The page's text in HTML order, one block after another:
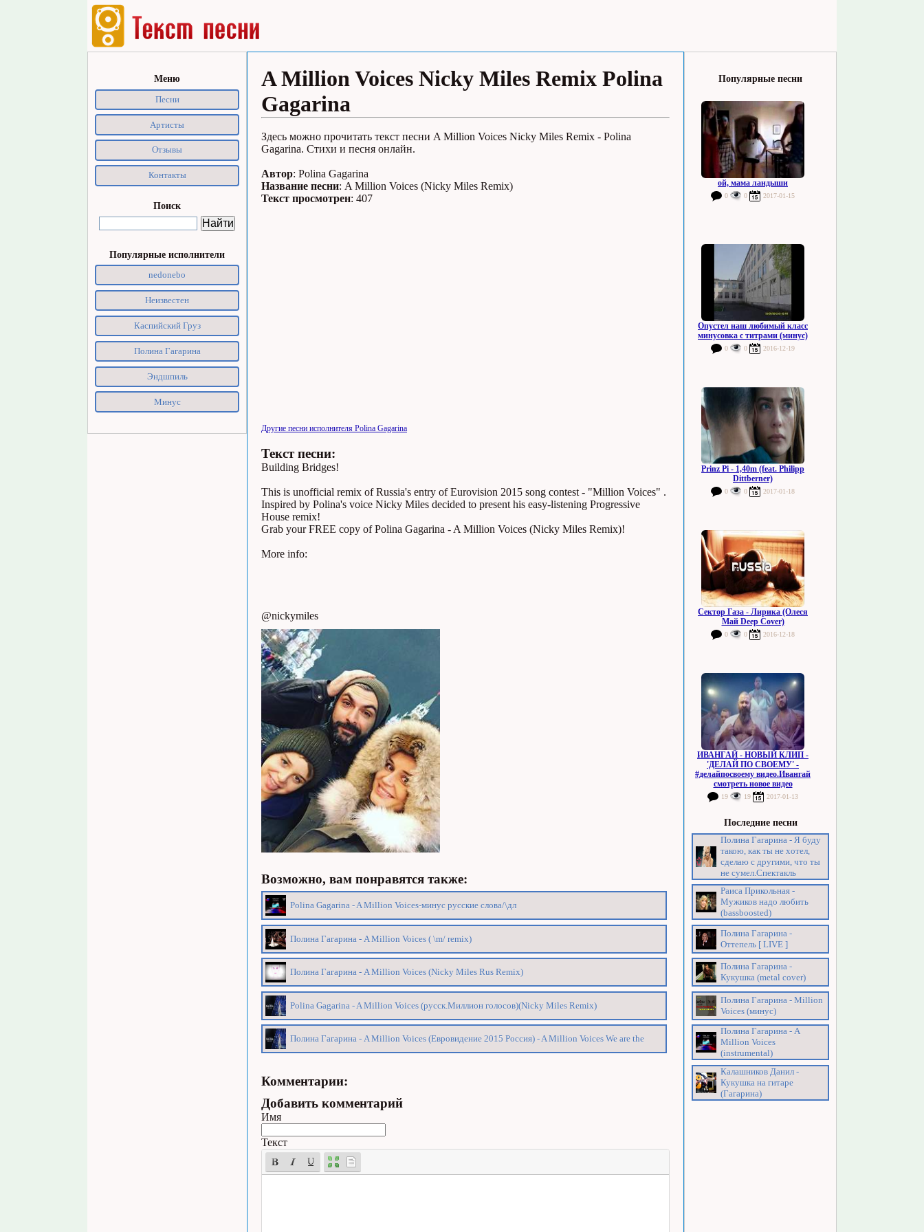
Меню
Песни
Артисты
Отзывы
Контакты
Поиск
Популярные исполнители
nedonebo
Неизвестен
Каспийский Груз
Полина Гагарина
Эндшпиль
Минус
A Million Voices Nicky Miles Remix Polina
Gagarina
Здесь можно прочитать текст песни A Million Voices Nicky Miles Remix - Polina
Gagarina. Стихи и песня онлайн.
Автор: Polina Gagarina
Название песни: A Million Voices (Nicky Miles Remix)
Текст просмотрен: 407
Другие песни исполнителя Polina Gagarina
Текст песни:
Building Bridges!
This is unofficial remix of Russia's entry of Eurovision 2015 song contest - "Million Voices" .
Inspired by Polina's voice Nicky Miles decided to present his easy-listening Progressive
House remix!
Grab your FREE copy of Polina Gagarina - A Million Voices (Nicky Miles Remix)!
More info:
@nickymiles
Возможно, вам понравятся также:
Polina Gagarina - A Million Voices-минус русские слова/\дл
Полина Гагарина - A Million Voices ( \m/ remix)
Полина Гагарина - A Million Voices (Nicky Miles Rus Remix)
Polina Gagarina - A Million Voices (русск.Миллион голосов)(Nicky Miles Remix)
Полина Гагарина - A Million Voices (Евровидение 2015 Россия) - A Million Voices We are the
Комментарии:
Добавить комментарий
Имя
Текст
Популярные песни
ой, мама ландыши
0 0 2017-01-15
Опустел наш любимый класс
минусовка с титрами (минус)
0 0 2016-12-19
Prinz Pi - 1,40m (feat. Philipp
Dittberner)
0 0 2017-01-18
Сектор Газа - Лирика (Олеся
Май Deep Cover)
0 0 2016-12-18
ИВАНГАЙ - НОВЫЙ КЛИП -
'ДЕЛАЙ ПО СВОЕМУ' -
#делайпосвоему видео.Ивангай
смотреть новое видео
19 19 2017-01-13
Последние песни
Полина Гагарина - Я буду
такою, как ты не хотел,
сделаю с другими, что ты
не сумел.Спектакль
Раиса Прикольная -
Мужиков надо любить
(bassboosted)
Полина Гагарина -
Оттепель [ LIVE ]
Полина Гагарина -
Кукушка (metal cover)
Полина Гагарина - Million
Voices (минус)
Полина Гагарина - A
Million Voices
(instrumental)
Калашников Данил -
Кукушка на гитаре
(Гагарина)